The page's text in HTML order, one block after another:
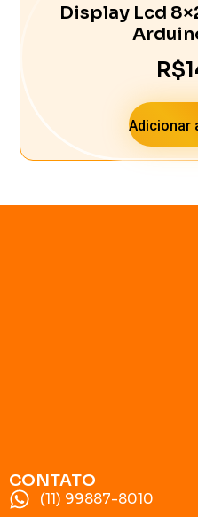
Display Lcd
R$
Adicionar
CONTATO
(11) 99887-8010